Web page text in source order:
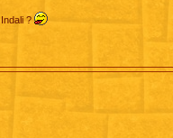
?